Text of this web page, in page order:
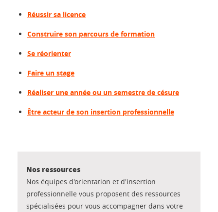
Réussir sa licence
Construire son parcours de formation
Se réorienter
Faire un stage
Réaliser une année ou un semestre de césure
Être acteur de son insertion professionnelle
Nos ressources
Nos équipes d'orientation et d'insertion
professionnelle vous proposent des ressources
spécialisées pour vous accompagner dans votre